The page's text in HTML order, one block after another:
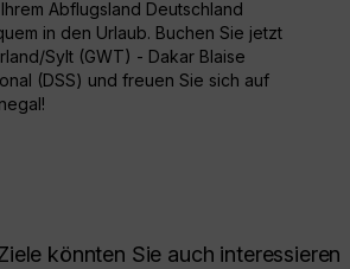
Abflugsland Deutschland
in den Urlaub. Buchen Sie jetzt
Sylt (GWT) - Dakar Blaise
(DSS) und freuen Sie sich auf
könnten Sie auch interessieren